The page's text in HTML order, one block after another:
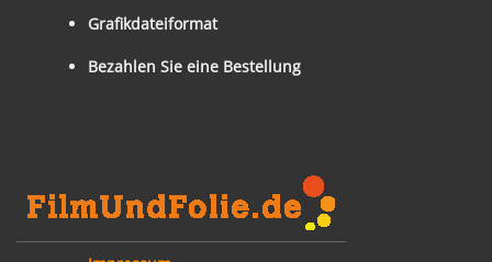
Grafikdateiformat
Bezahlen Sie eine Bestellung